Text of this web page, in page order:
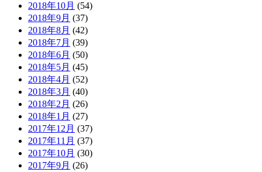
2018年10月 (54)
2018年9月 (37)
2018年8月 (42)
2018年7月 (39)
2018年6月 (50)
2018年5月 (45)
2018年4月 (52)
2018年3月 (40)
2018年2月 (26)
2018年1月 (27)
2017年12月 (37)
2017年11月 (37)
2017年10月 (30)
2017年9月 (26)